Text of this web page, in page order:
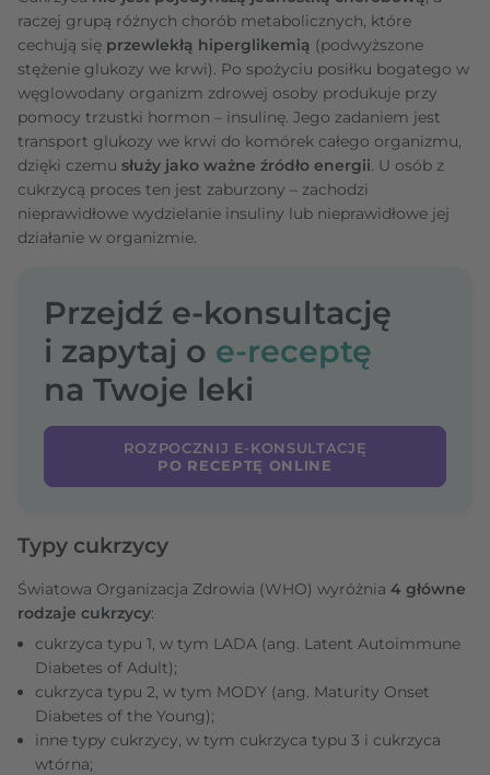
raczej grupą różnych chorób metabolicznych, które
cechują się przewlekłą hiperglikemią (podwyższone
stężenie glukozy we krwi). Po spożyciu posiłku bogatego w
węglowodany organizm zdrowej osoby produkuje przy
pomocy trzustki hormon – insulinę. Jego zadaniem jest
transport glukozy we krwi do komórek całego organizmu,
dzięki czemu służy jako ważne źródło energii. U osób z
cukrzycą proces ten jest zaburzony – zachodzi
nieprawidłowe wydzielanie insuliny lub nieprawidłowe jej
działanie w organizmie.
Przejdź e-konsultację
i zapytaj o e-receptę
na Twoje leki
ROZPOCZNIJ E-KONSULTACJĘ
PO RECEPTĘ ONLINE
Typy cukrzycy
Światowa Organizacja Zdrowia (WHO) wyróżnia 4 główne
rodzaje cukrzycy:
cukrzyca typu 1, w tym LADA (ang. Latent Autoimmune
Diabetes of Adult);
cukrzyca typu 2, w tym MODY (ang. Maturity Onset
Diabetes of the Young);
inne typy cukrzycy, w tym cukrzyca typu 3 i cukrzyca
wtórna;